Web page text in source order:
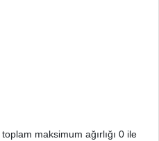
maksimum ağırlığı 0 ile